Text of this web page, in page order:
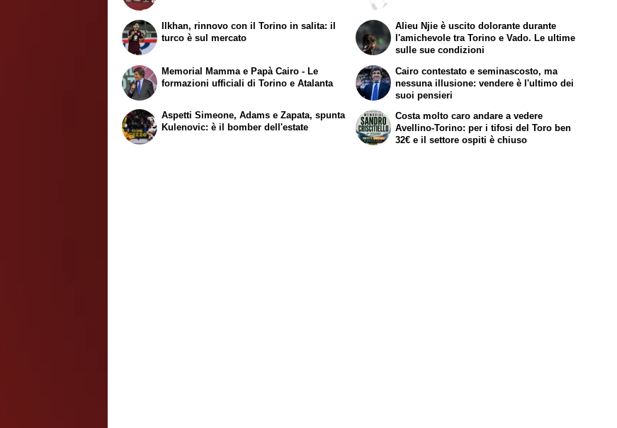
Ilkhan, rinnovo con il Torino in salita: il
turco è sul mercato
Alieu Njie è uscito dolorante durante
l'amichevole tra Torino e Vado. Le ultime
sulle sue condizioni
Memorial Mamma e Papà Cairo - Le
formazioni ufficiali di Torino e Atalanta
Aspetti Simeone, Adams e Zapata, spunta
Kulenovic: è il bomber dell'estate
Cairo contestato e seminascosto, ma
nessuna illusione: vendere è l'ultimo dei
suoi pensieri
Costa molto caro andare a vedere
Avellino-Torino: per i tifosi del Toro ben
32€ e il settore ospiti è chiuso